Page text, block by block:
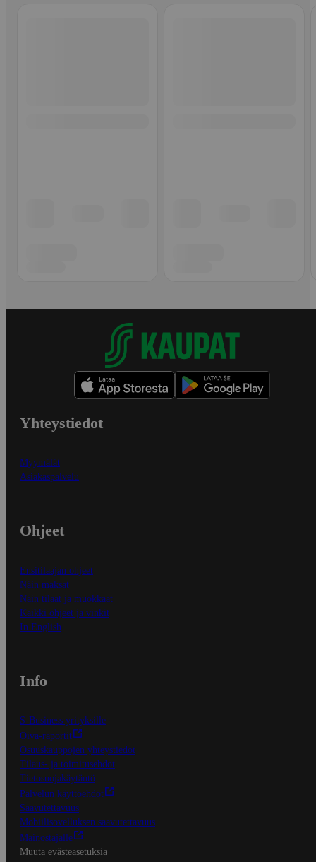
Yhteystiedot
Myymälät
Asiakaspalvelu
Ohjeet
Ensitilaajan ohjeet
Näin maksat
Näin tilaat ja muokkaat
Kaikki ohjeet ja vinkit
In English
Info
S-Business yrityksille
Oiva-raportit
Osuuskauppojen yhteystiedot
Tilaus- ja toimitusehdot
Tietosuojakäytäntö
Palvelun käyttöehdot
Saavutettavuus
Mobiilisovelluksen saavutettavuus
Mainostajalle
Muuta evästeasetuksia